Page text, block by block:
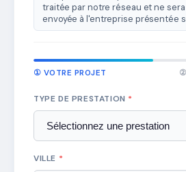
traitée par notre réseau et ne
envoyée à l'entreprise présentée
① VOTRE PROJET ②
TYPE DE PRESTATION *
VILLE *